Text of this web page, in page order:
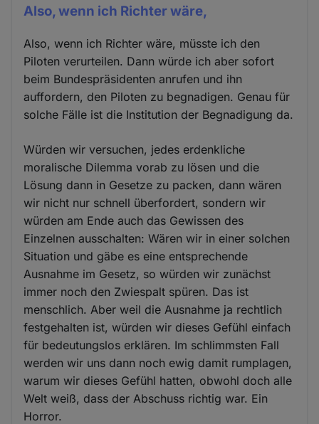
Also, wenn ich Richter wäre,
Also, wenn ich Richter wäre, müsste ich den
Piloten verurteilen. Dann würde ich aber sofort
beim Bundespräsidenten anrufen und ihn
auffordern, den Piloten zu begnadigen. Genau für
solche Fälle ist die Institution der Begnadigung da.
Würden wir versuchen, jedes erdenkliche
moralische Dilemma vorab zu lösen und die
Lösung dann in Gesetze zu packen, dann wären
wir nicht nur schnell überfordert, sondern wir
würden am Ende auch das Gewissen des
Einzelnen ausschalten: Wären wir in einer solchen
Situation und gäbe es eine entsprechende
Ausnahme im Gesetz, so würden wir zunächst
immer noch den Zwiespalt spüren. Das ist
menschlich. Aber weil die Ausnahme ja rechtlich
festgehalten ist, würden wir dieses Gefühl einfach
für bedeutungslos erklären. Im schlimmsten Fall
werden wir uns dann noch ewig damit rumplagen,
warum wir dieses Gefühl hatten, obwohl doch alle
Welt weiß, dass der Abschuss richtig war. Ein
Horror.